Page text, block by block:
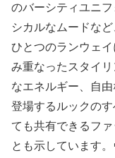
のバーシティユニ
シカルなムードな
ひとつのランウェ
み重なったスタイ
なエネルギー、自
登場するルックの
ても共有できるフ
とも示しています